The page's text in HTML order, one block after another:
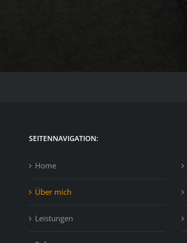
SEITENNAVIGATION:
Home
Über mich
Leistungen